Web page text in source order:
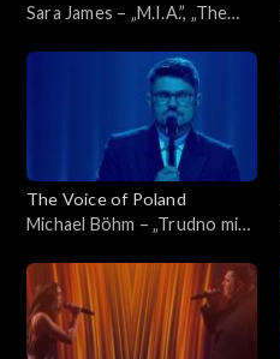
Sara James – „M.I.A.”, „The
listopada 2025
The Voice of Poland
Michael Böhm – „Trudno mi
Poland”, Live 2, 15 listopada
2025